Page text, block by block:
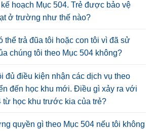
hoạch Mục 504. Trẻ được bảo vệ
ở trường như thế nào?
thể trả đũa tôi hoặc con tôi vì đã sử
chúng tôi theo Mục 504 không?
đủ điều kiện nhận các dịch vụ theo
đến học khu mới. Điều gì xảy ra với
từ học khu trước kia của trẻ?
quyền gì theo Mục 504 nếu tôi không